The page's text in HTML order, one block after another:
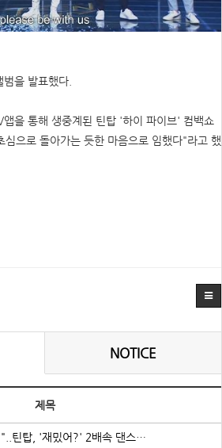
을 발표했다.
을 통해 생중계된 틴탑 '하이 파이브' 컴백쇼
으로 돌아가는 듯한 마음으로 임했다"라고 했
NOTICE
제목
틴탑, '재밌어?' 2배속 댄스…